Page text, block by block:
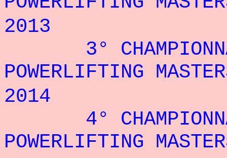
2013
3°
POWERLIFTING
2014
4°
POWERLIFTING